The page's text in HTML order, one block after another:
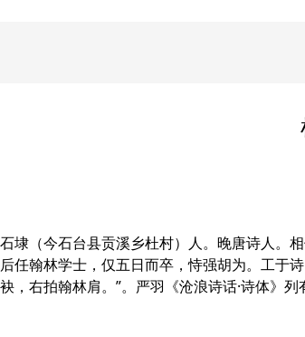
埭（今石台县贡溪乡杜村）人。晚唐诗人。
任翰林学士，仅五日而卒，恃强胡为。工
右拍翰林肩。”。严羽《沧浪诗话·诗体》列